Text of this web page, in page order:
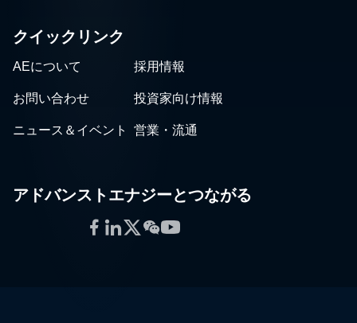
クイックリンク
AEについて 採用情報
お問い合わせ 投資家向け情報
ニュース＆イベント 営業・流通
アドバンストエナジーとつながる
Facebook
LinkedIn
Twitter
WeChat
YouTube